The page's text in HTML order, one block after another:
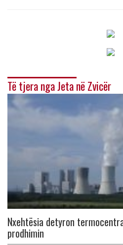
Të tjera nga Jeta në Zvicër
Nxehtësia detyron
prodhimin